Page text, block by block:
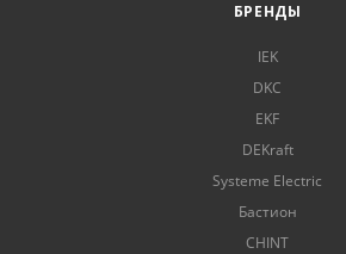
БРЕНДЫ
IEK
DKC
EKF
DEKraft
Systeme Electric
Бастион
CHINT